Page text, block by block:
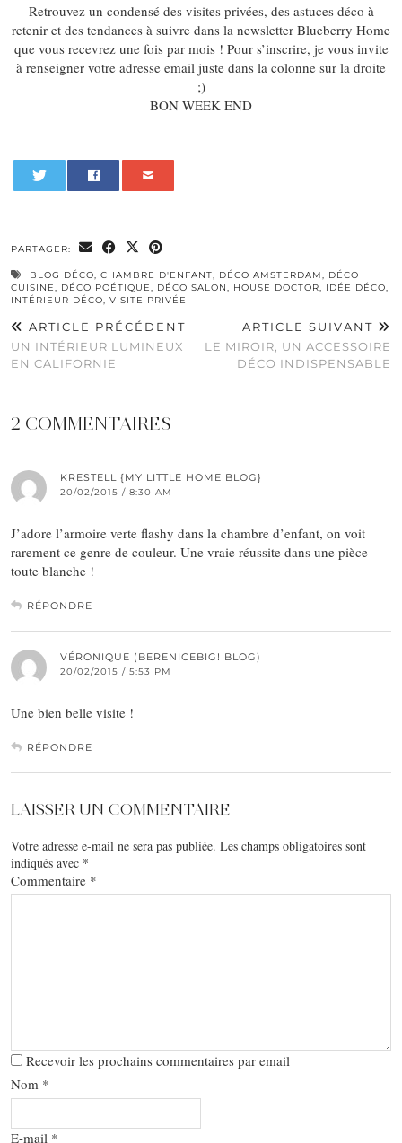
Retrouvez un condensé des visites privées, des astuces déco à
retenir et des tendances à suivre dans la newsletter Blueberry Home
que vous recevrez une fois par mois ! Pour s’inscrire, je vous invite
à renseigner votre adresse email juste dans la colonne sur la droite
;)
BON WEEK END
PARTAGER:
BLOG DÉCO, CHAMBRE D'ENFANT, DÉCO AMSTERDAM, DÉCO
CUISINE, DÉCO POÉTIQUE, DÉCO SALON, HOUSE DOCTOR, IDÉE DÉCO,
INTÉRIEUR DÉCO, VISITE PRIVÉE
ARTICLE PRÉCÉDENT
UN INTÉRIEUR LUMINEUX
EN CALIFORNIE
ARTICLE SUIVANT
LE MIROIR, UN ACCESSOIRE
DÉCO INDISPENSABLE
2 COMMENTAIRES
KRESTELL {MY LITTLE HOME BLOG}
20/02/2015 / 8:30 AM
J’adore l’armoire verte flashy dans la chambre d’enfant, on voit
rarement ce genre de couleur. Une vraie réussite dans une pièce
toute blanche !
RÉPONDRE
VÉRONIQUE (BERENICEBIG! BLOG)
20/02/2015 / 5:53 PM
Une bien belle visite !
RÉPONDRE
LAISSER UN COMMENTAIRE
Votre adresse e-mail ne sera pas publiée. Les champs obligatoires sont
indiqués avec *
Commentaire *
Recevoir les prochains commentaires par email
Nom *
E-mail *